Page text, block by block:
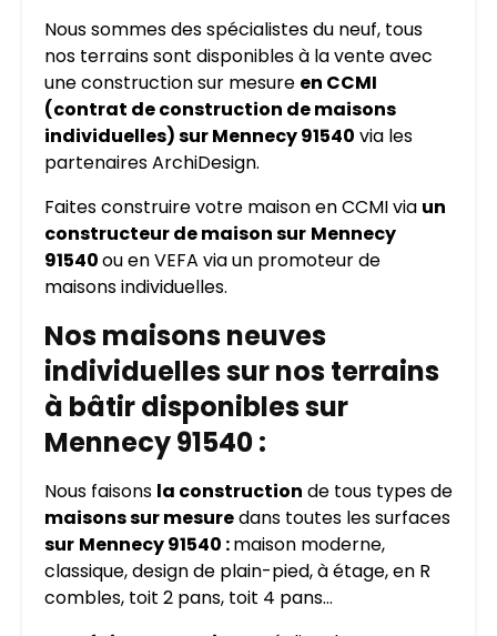
Nous sommes des spécialistes du neuf, tous
nos terrains sont disponibles à la vente avec
une construction sur mesure en CCMI
(contrat de construction de maisons
individuelles) sur Mennecy 91540 via les
partenaires ArchiDesign.
Faites construire votre maison en CCMI via un
constructeur de maison sur Mennecy
91540ou en VEFA via un promoteur de
maisons individuelles.
Nos maisons neuves
individuelles sur nos terrains
à bâtir disponibles sur
Mennecy 91540 :
Nous faisons la construction de tous types de
maisons sur mesuredans toutes les surfaces
sur Mennecy 91540 :maison moderne,
classique, design de plain-pied, à étage, en R
combles, toit 2 pans, toit 4 pans…